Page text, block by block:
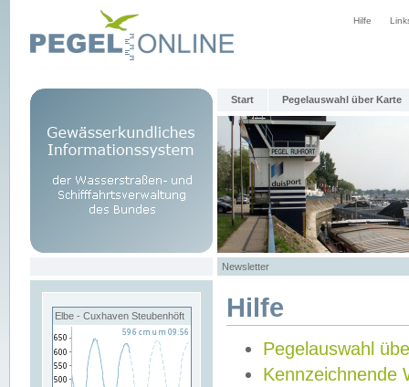
Hilfe
Start Pegelauswahl über Karte
Newsletter
Elbe - Cuxhaven Steubenhöft Hilfe
Pegelauswahl
Kennzeichnende